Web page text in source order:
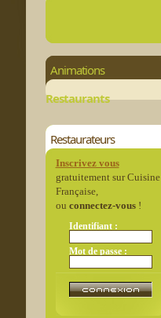
Animations
Restaurants
Restaurateurs
Inscrivez vous
gratuitement sur Cuisine
Française,
ou connectez-vous!
Identifiant :
Mot de passe :